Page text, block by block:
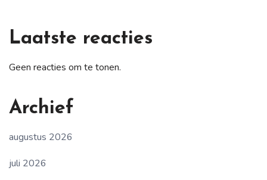
Laatste reacties
Geen reacties om te tonen.
Archief
augustus 2026
juli 2026